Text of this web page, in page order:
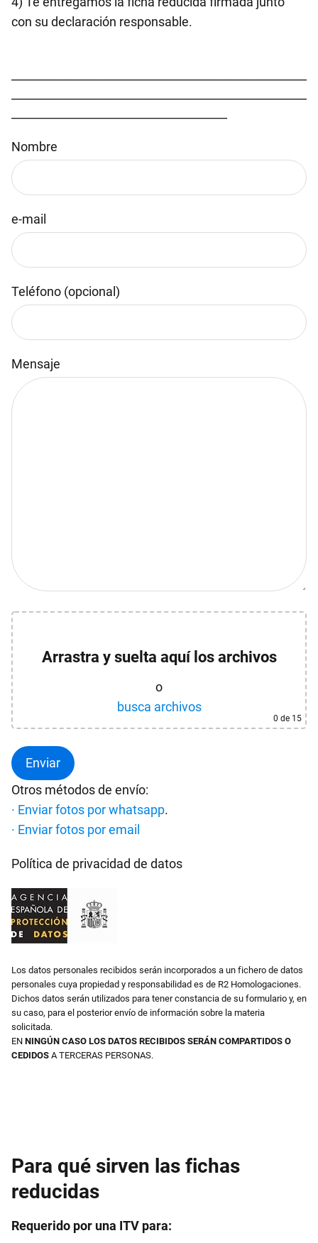
con su declaración responsable.
Nombre
e-mail
Teléfono (opcional)
Por favor, deja este campo vacío.
Mensaje
Arrastra y suelta aquí los archivos
o
busca archivos
0 de 15
Otros métodos de envío:
· Enviar fotos por whatsapp.
· Enviar fotos por email
Política de privacidad de datos
Los datos personales recibidos serán incorporados a un fichero de datos
personales cuya propiedad y responsabilidad es de R2 Homologaciones.
Dichos datos serán utilizados para tener constancia de su formulario y, en
su caso, para el posterior envío de información sobre la materia
solicitada.
EN NINGÚN CASO LOS DATOS RECIBIDOS SERÁN COMPARTIDOS O
CEDIDOS A TERCERAS PERSONAS.
Para qué sirven las fichas
reducidas
Requerido por una ITV para: